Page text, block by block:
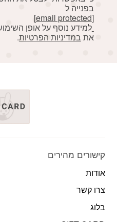
בפנייה ל
[email protected]
למידע נוסף על אופן
את במדיניות הפרטיות.
קישורים מהירים
אודות
צרו קשר
בלוג